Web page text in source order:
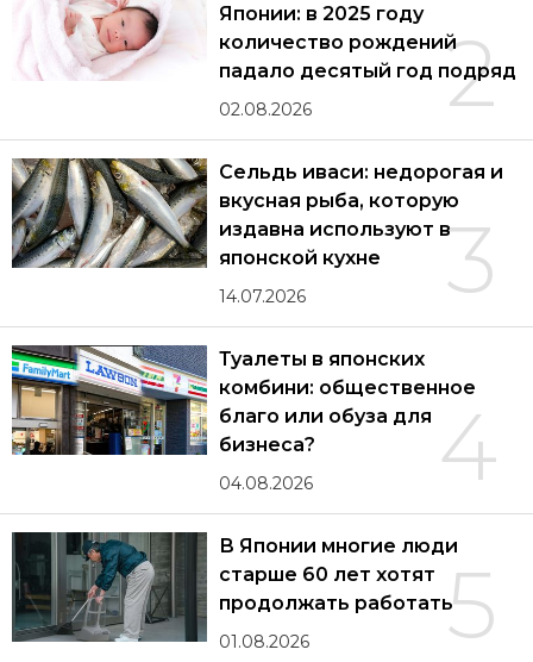
2
Японии: в 2025 году
количество рождений
падало десятый год подряд
02.08.2026
3
Сельдь иваси: недорогая и
вкусная рыба, которую
издавна используют в
японской кухне
14.07.2026
4
Туалеты в японских
комбини: общественное
благо или обуза для
бизнеса?
04.08.2026
5
В Японии многие люди
старше 60 лет хотят
продолжать работать
01.08.2026